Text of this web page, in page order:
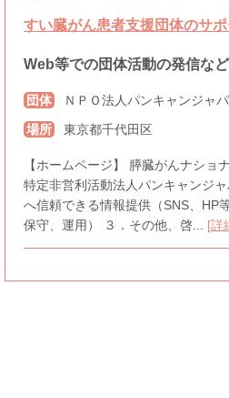
すい臓がん患者支援団体のサ
Web等での団体活動の発信な
団体
ＮＰＯ法人パンキャンジャ
場所
東京都千代田区
【ホームページ】 膵臓がんナシ
特定非営利活動法人パンキャンジ
へ信頼できる情報提供（SNS、HP
保守、運用） ３．その他、啓... [詳